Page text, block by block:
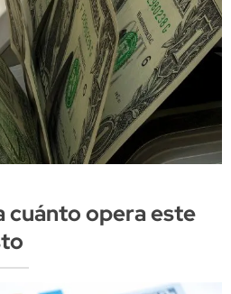
cuánto opera este